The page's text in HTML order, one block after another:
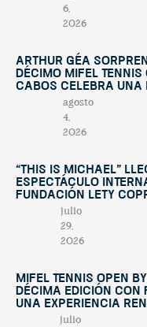
6,
2026
Arthur Géa
décimo Mifel Tennis
Cabos celebra
agosto
4,
2026
“This Is Michael”
espectáculo
Fundación Lety
julio
29,
2026
Mifel Tennis Open
décima edición
una experiencia
julio